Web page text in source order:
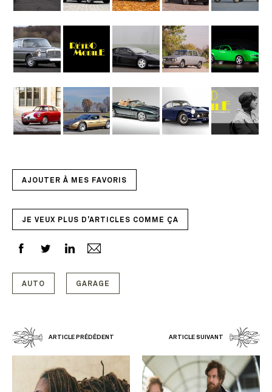
AJOUTER À MES FAVORIS
JE VEUX PLUS D'ARTICLES COMME ÇA
AUTO GARAGE
ARTICLE PRÉDÉDENT ARTICLE SUIVANT